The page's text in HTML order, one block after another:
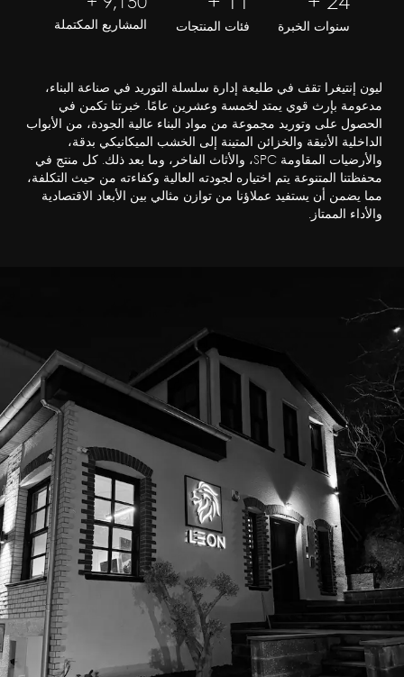
سنوات الخبرة فئات المنتجات المشاريع المكتملة
ليون إنتيغرا تقف في طليعة إدارة سلسلة التوريد في صناعة البناء،
مدعومة بإرث قوي يمتد لخمسة وعشرين عامًا. خبرتنا تكمن في
الحصول على وتوريد مجموعة من مواد البناء عالية الجودة، من الأبواب
الداخلية الأنيقة والخزائن المتينة إلى الخشب الميكانيكي بدقة،
والأرضيات المقاومة SPC، والأثاث الفاخر، وما بعد ذلك. كل منتج في
محفظتنا المتنوعة يتم اختياره لجودته العالية وكفاءته من حيث التكلفة،
مما يضمن أن يستفيد عملاؤنا من توازن مثالي بين الأبعاد الاقتصادية
والأداء الممتاز.